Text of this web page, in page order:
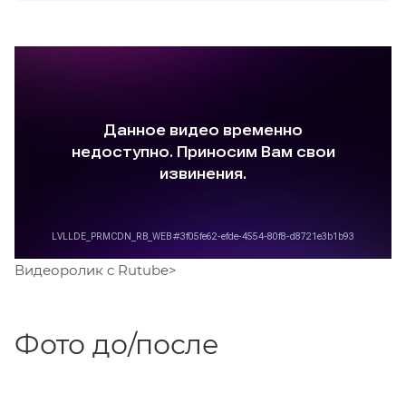
Видеоролик c Rutube>
Фото до/после